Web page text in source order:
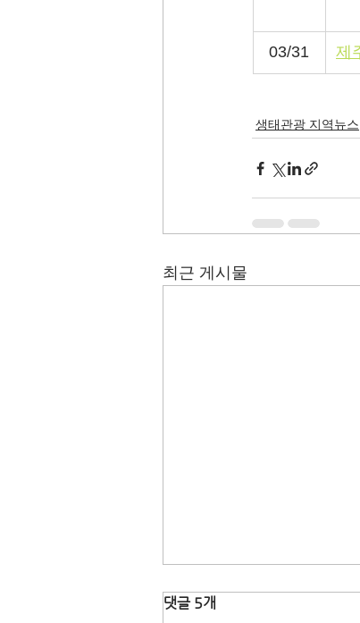
03/31 제
생태관광 지역뉴스
최근 게시물
댓글 5개